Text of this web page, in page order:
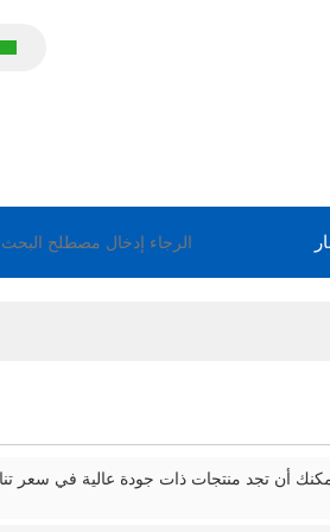
أن تجد منتجات ذات جودة عالية في سعر